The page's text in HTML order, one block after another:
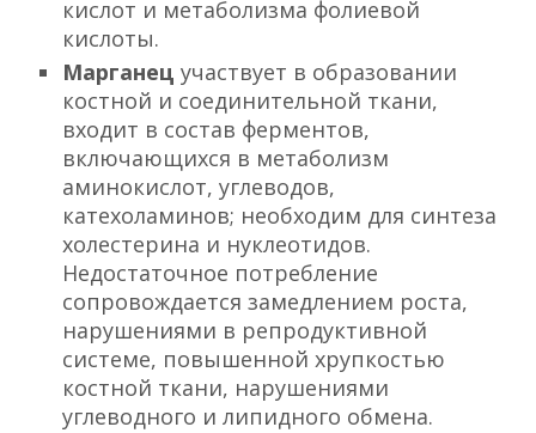
кислот и метаболизма фолиевой
кислоты.
Марганецучаствует в образовании
костной и соединительной ткани,
входит в состав ферментов,
включающихся в метаболизм
аминокислот, углеводов,
катехоламинов; необходим для синтеза
холестерина и нуклеотидов.
Недостаточное потребление
сопровождается замедлением роста,
нарушениями в репродуктивной
системе, повышенной хрупкостью
костной ткани, нарушениями
углеводного и липидного обмена.